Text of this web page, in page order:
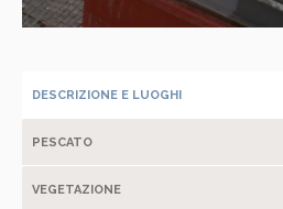
DESCRIZIONE E LUOGHI
PESCATO
VEGETAZIONE